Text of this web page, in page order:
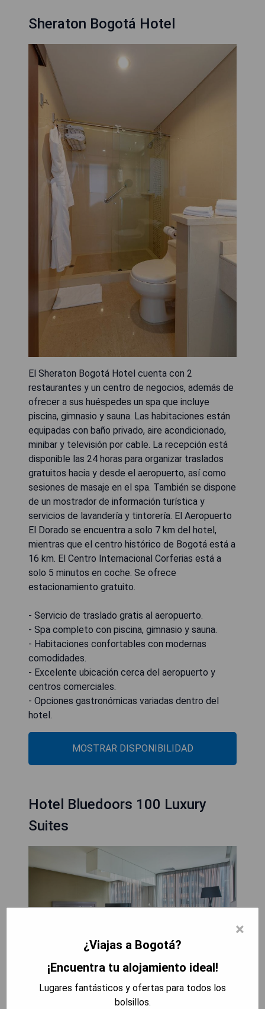
Sheraton Bogotá Hotel
El Sheraton Bogotá Hotel cuenta con 2
restaurantes y un centro de negocios, además de
ofrecer a sus huéspedes un spa que incluye
piscina, gimnasio y sauna. Las habitaciones están
equipadas con baño privado, aire acondicionado,
minibar y televisión por cable. La recepción está
disponible las 24 horas para organizar traslados
gratuitos hacia y desde el aeropuerto, así como
sesiones de masaje en el spa. También se dispone
de un mostrador de información turística y
servicios de lavandería y tintorería. El Aeropuerto
El Dorado se encuentra a solo 7 km del hotel,
mientras que el centro histórico de Bogotá está a
16 km. El Centro Internacional Corferias está a
solo 5 minutos en coche. Se ofrece
estacionamiento gratuito.
- Servicio de traslado gratis al aeropuerto.
- Spa completo con piscina, gimnasio y sauna.
- Habitaciones confortables con modernas
comodidades.
- Excelente ubicación cerca del aeropuerto y
centros comerciales.
- Opciones gastronómicas variadas dentro del
hotel.
MOSTRAR DISPONIBILIDAD
Hotel Bluedoors 100 Luxury
Suites
El Hotel Bluedoors 100 Luxury Suites ofrece
×
¿Viajas a Bogotá?
¡Encuentra tu alojamiento ideal!
Lugares fantásticos y ofertas para todos los
bolsillos.